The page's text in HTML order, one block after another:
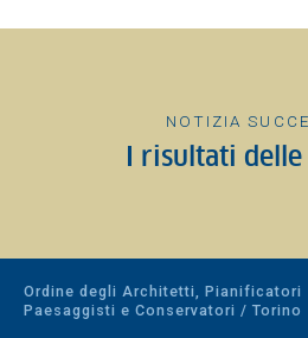
NOTIZIA
I risultati
Ordine degli Architetti, Pianificatori
Paesaggisti e Conservatori / Torino